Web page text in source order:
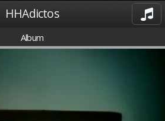
HHAdictos
Album